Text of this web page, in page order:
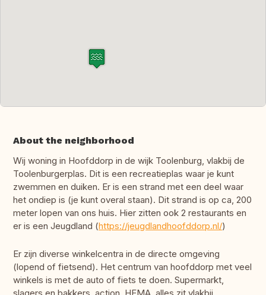
About the neighborhood
Wij woning in Hoofddorp in de wijk Toolenburg, vlakbij de
Toolenburgerplas. Dit is een recreatieplas waar je kunt
zwemmen en duiken. Er is een strand met een deel waar
het ondiep is (je kunt overal staan). Dit strand is op ca, 200
meter lopen van ons huis. Hier zitten ook 2 restaurants en
er is een Jeugdland (https://jeugdlandhoofddorp.nl/)
Er zijn diverse winkelcentra in de directe omgeving
(lopend of fietsend). Het centrum van hoofddorp met veel
winkels is met de auto of fiets te doen. Supermarkt,